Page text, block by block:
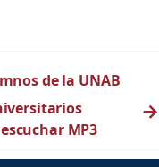
de la UNAB
MP3
→